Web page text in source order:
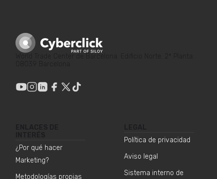
¿Por qué hacer
Marketing?
Metodologías propias
Política de privacidad
Aviso legal
Sistema interno de